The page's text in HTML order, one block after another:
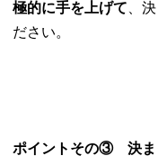
極的に手を上げて 、
ださい。
ポイントその③決